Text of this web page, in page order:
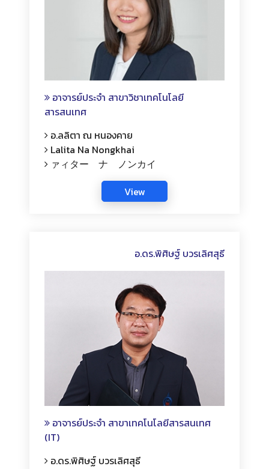
อาจารย์ประจำ สาขาวิชาเทคโนโลยี
สารสนเทศ
อ.ลลิตา ณ หนองคาย
Lalita Na Nongkhai
ァィター ナ ノンカイ
อ.ดร.พิศิษฐ์ บวรเลิศสุธี
อาจารย์ประจำ สาขาเทคโนโลยีสารสนเทศ
(IT)
อ.ดร.พิศิษฐ์ บวรเลิศสุธี